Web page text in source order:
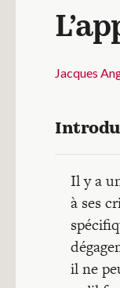
Jacques
Il y a
à ses
il ne